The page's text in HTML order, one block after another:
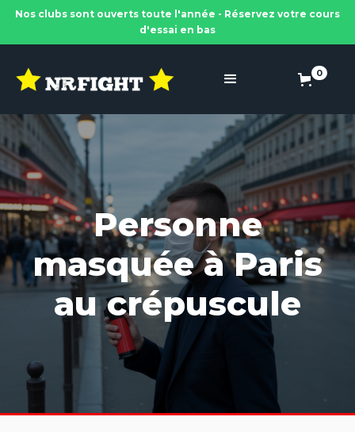
Nos clubs sont ouverts toute l'année - Réservez votre cours
d'essai en bas
0
Personne
masquée à Paris
au crépuscule